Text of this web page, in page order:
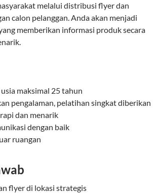
melalui distribusi flyer dan
calon pelanggan. Anda akan menjadi
memberikan informasi produk secara
maksimal 25 tahun
pengalaman, pelatihan singkat diberikan
dan menarik
dengan baik
ruangan
flyer di lokasi strategis